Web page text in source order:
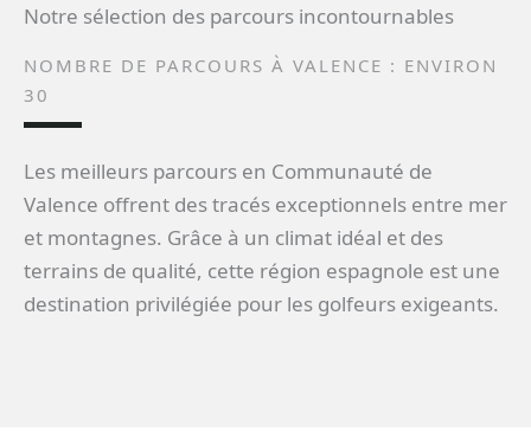
Notre sélection des parcours incontournables
NOMBRE DE PARCOURS À VALENCE : ENVIRON
30
Les meilleurs parcours en Communauté de
Valence offrent des tracés exceptionnels entre mer
et montagnes. Grâce à un climat idéal et des
terrains de qualité, cette région espagnole est une
destination privilégiée pour les golfeurs exigeants.